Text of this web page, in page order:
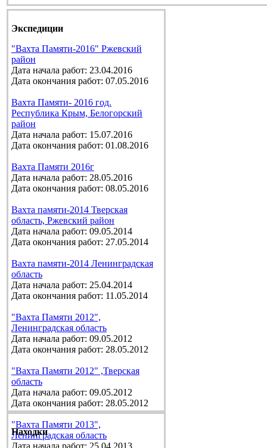
Экспедиции
"Вахта Памяти-2016" Ржевский
район
Дата начала работ: 23.04.2016
Дата окончания работ: 07.05.2016
Вахта Памяти- 2016 год.
Республика Крым, Белогорский
район
Дата начала работ: 15.07.2016
Дата окончания работ: 01.08.2016
Вахта Памяти 2016г
Дата начала работ: 28.05.2016
Дата окончания работ: 08.05.2016
Вахта памяти-2014 Тверская
область, Ржевский район
Дата начала работ: 09.05.2014
Дата окончания работ: 27.05.2014
Вахта памяти-2014 Ленинградская
область
Дата начала работ: 25.04.2014
Дата окончания работ: 11.05.2014
"Вахта Памяти 2012",
Ленинградская область
Дата начала работ: 09.05.2012
Дата окончания работ: 28.05.2012
"Вахта Памяти 2012" ,Тверская
область
Дата начала работ: 09.05.2012
Дата окончания работ: 28.05.2012
"Вахта Памяти 2013",
Ленинградская область
Дата начала работ: 25.04.2013
Находки